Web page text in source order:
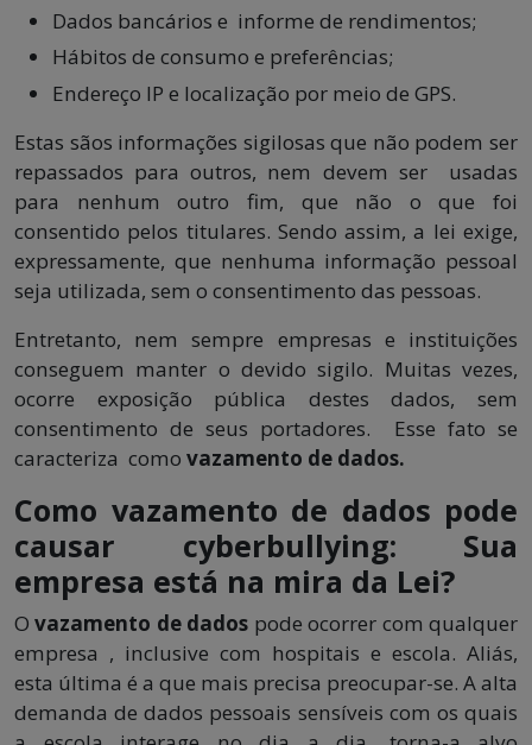
Dados bancários e informe de rendimentos;
Hábitos de consumo e preferências;
Endereço IP e localização por meio de GPS.
Estas sãos informações sigilosas que não podem ser
repassados para outros, nem devem ser usadas
para nenhum outro fim, que não o que foi
consentido pelos titulares. Sendo assim, a lei exige,
expressamente, que nenhuma informação pessoal
seja utilizada, sem o consentimento das pessoas.
Entretanto, nem sempre empresas e instituições
conseguem manter o devido sigilo. Muitas vezes,
ocorre exposição pública destes dados, sem
consentimento de seus portadores. Esse fato se
caracteriza como vazamento de dados.
Como vazamento de dados pode
causar cyberbullying: Sua
empresa está na mira da Lei?
Ovazamento de dados pode ocorrer com qualquer
empresa , inclusive com hospitais e escola. Aliás,
esta última é a que mais precisa preocupar-se. A alta
demanda de dados pessoais sensíveis com os quais